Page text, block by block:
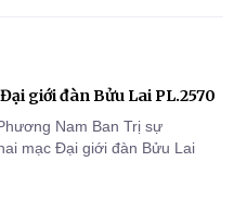
giới đàn Bửu Lai PL.2570
Nam Ban Trị sự
mạc Đại giới đàn Bửu Lai